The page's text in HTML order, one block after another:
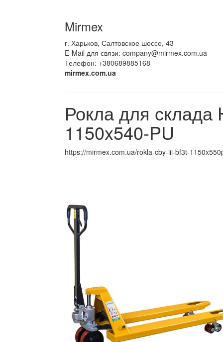
Mirmex
г. Харьков, Салтовское шоссе, 43
E-Mail для связи: company@mirmex.com.ua
Телефон: +380689885168
mirmex.com.ua
Рокла для склада
1150x540-PU
https://mirmex.com.ua/rokla-cby-iii-bf3t-